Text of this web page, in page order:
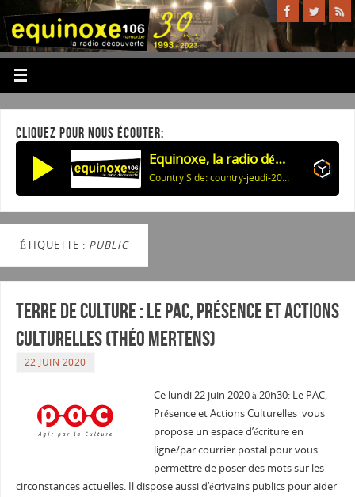
CLIQUEZ POUR NOUS ÉCOUTER:
Equinoxe, la radio découverte
Country Side: country-jeudi-20260806 59405
ÉTIQUETTE : PUBLIC
Terre de culture : Le PAC, Présence et Actions
Culturelles (Théo Mertens)
22 JUIN 2020
Ce lundi 22 juin 2020 à 20h30: Le PAC,
Présence et Actions Culturelles vous
propose un espace d’écriture en
ligne/par courrier postal pour vous
permettre de poser des mots sur les
circonstances actuelles. Il dispose aussi d’écrivains publics pour aider